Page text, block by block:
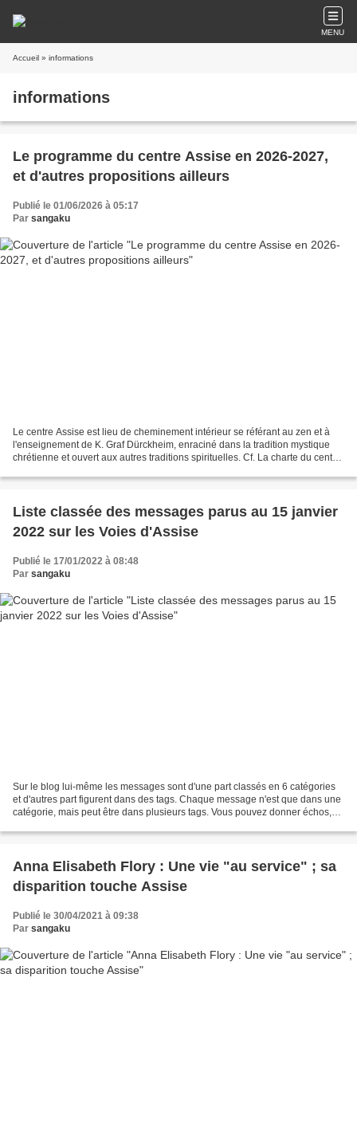
MENU
Accueil » informations
informations
Le programme du centre Assise en 2026-2027,
et d'autres propositions ailleurs
Publié le 01/06/2026 à 05:17
Par sangaku
Le centre Assise est lieu de cheminement intérieur se référant au zen et à
l'enseignement de K. Graf Dürckheim, enraciné dans la tradition mystique
chrétienne et ouvert aux autres traditions spirituelles. Cf. La charte du centre
Liste classée des messages parus au 15 janvier
2022 sur les Voies d'Assise
Publié le 17/01/2022 à 08:48
Par sangaku
Sur le blog lui-même les messages sont d'une part classés en 6 catégories
et d'autres part figurent dans des tags. Chaque message n'est que dans une
catégorie, mais peut être dans plusieurs tags. Vous pouvez donner échos,
Anna Elisabeth Flory : Une vie "au service" ; sa
disparition touche Assise
Publié le 30/04/2021 à 09:38
Par sangaku